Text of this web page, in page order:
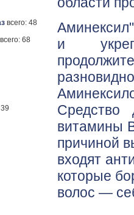
всего: 48
всего: 68
и
Средство
витамины
причиной
входят
которые
волос —